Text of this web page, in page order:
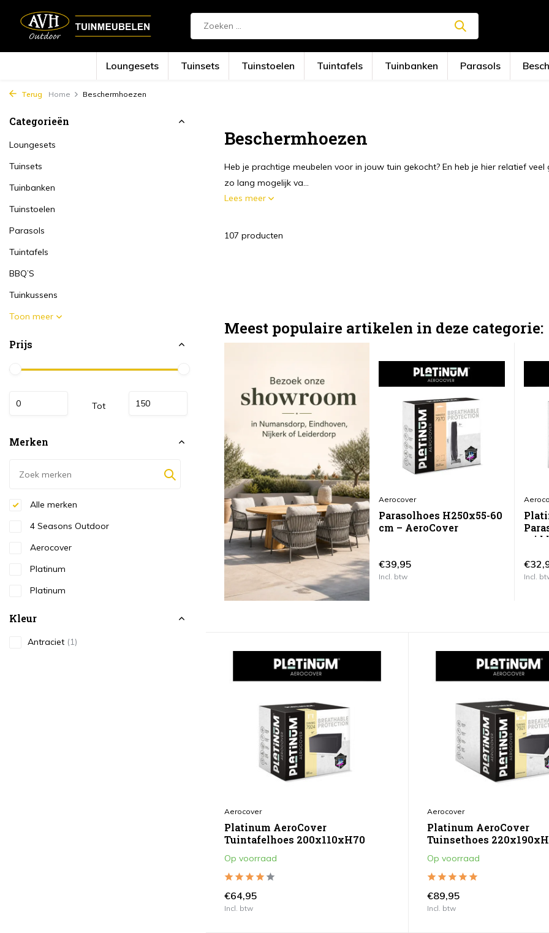
Loungesets Tuinsets Tuinstoelen Tuintafels Tuinbanken Parasols
Terug Home Beschermhoezen
Categorieën
Loungesets
Tuinsets
Tuinbanken
Tuinstoelen
Parasols
Tuintafels
BBQ’S
Tuinkussens
Toon meer
Prijs
Tot
Merken
Alle merken
4 Seasons Outdoor
Aerocover
Platinum
Platinum
Kleur
Antraciet (1)
Beschermhoezen
Heb je prachtige meubelen voor in jouw tuin gekocht? En heb je hier relatief
zo lang mogelijk va...
Lees meer
107 producten
Meest populaire artikelen in deze categorie:
Aerocover
Parasolhoes H250x55-60
cm – AeroCover
€39,95
Incl. btw Incl.
Aerocover
Platinum AeroCover
Tuintafelhoes 200x110xH70
Op voorraad
€64,95
Incl. btw
Aerocover
Platinum AeroCover
Tuinsethoes
Op voorraad
€89,95
Incl. btw